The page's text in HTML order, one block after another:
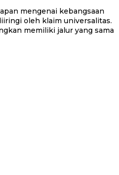
oleh klaim universalitas.
memiliki jalur yang sama